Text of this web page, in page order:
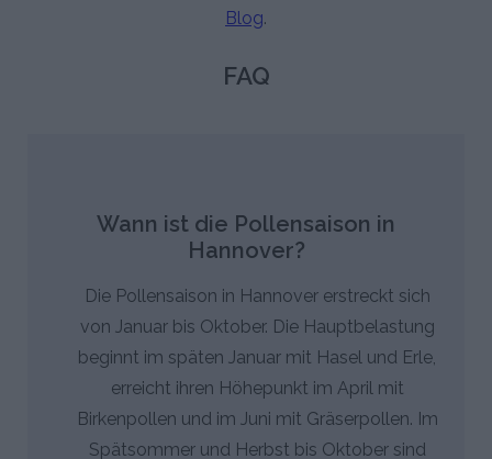
Blog.
FAQ
Wann ist die Pollensaison in
Hannover?
Die Pollensaison in Hannover erstreckt sich
von Januar bis Oktober. Die Hauptbelastung
beginnt im späten Januar mit Hasel und Erle,
erreicht ihren Höhepunkt im April mit
Birkenpollen und im Juni mit Gräserpollen. Im
Spätsommer und Herbst bis Oktober sind